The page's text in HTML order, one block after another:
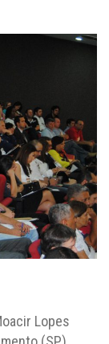
Lopes